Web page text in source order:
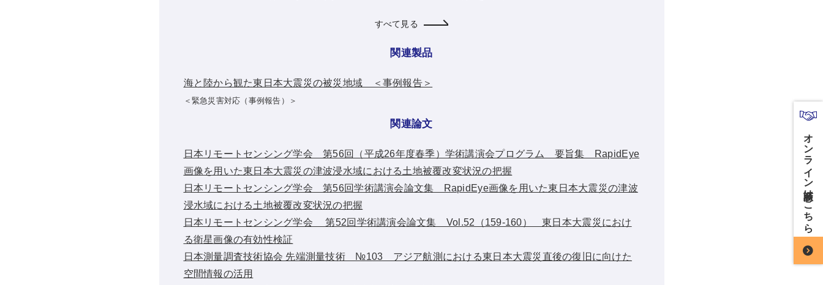
すべて見る
関連製品
海と陸から観た東日本大震災の被災地域 ＜事例報告＞
＜緊急災害対応（事例報告）＞
関連論文
日本リモートセンシング学会 第56回（平成26年度春季）学術講演会プログラム 要旨集 RapidEye
画像を用いた東日本大震災の津波浸水域における土地被覆改変状況の把握
日本リモートセンシング学会 第56回学術講演会論文集 RapidEye画像を用いた東日本大震災の津波
浸水域における土地被覆改変状況の把握
日本リモートセンシング学会 第52回学術講演会論文集 Vol.52（159-160） 東日本大震災におけ
る衛星画像の有効性検証
日本測量調査技術協会 先端測量技術 №103 アジア航測における東日本大震災直後の復旧に向けた
空間情報の活用
オンライン商談はこちら